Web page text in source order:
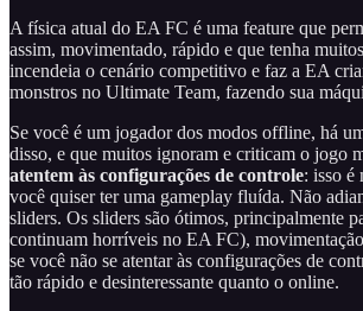
A física atual do EA FC é uma feature que
assim, movimentado, rápido e que tenha
incendeia o cenário competitivo e faz a EA
monstros no Ultimate Team, fazendo sua
Se você é um jogador dos modos offline, há
disso, e que muitos ignoram e criticam o jogo
atentem às configurações de controle: isso é
você quiser ter uma gameplay fluída. Não
sliders. Os sliders são ótimos, principalmente
continuam horríveis no EA FC),
se você não se atentar às configurações de
tão rápido e desinteressante quanto o online.